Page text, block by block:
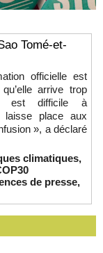
Tomé-et-
officielle est
arrive trop
est difficile à
laisse place aux
», a déclaré
climatiques,
de presse,